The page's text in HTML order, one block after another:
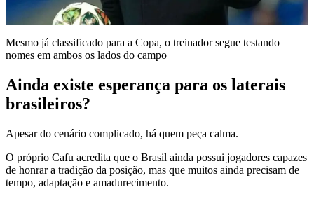
Mesmo já classificado para a Copa, o treinador segue testando
nomes em ambos os lados do campo
Ainda existe esperança para os laterais
brasileiros?
Apesar do cenário complicado, há quem peça calma.
O próprio Cafu acredita que o Brasil ainda possui jogadores capazes
de honrar a tradição da posição, mas que muitos ainda precisam de
tempo, adaptação e amadurecimento.